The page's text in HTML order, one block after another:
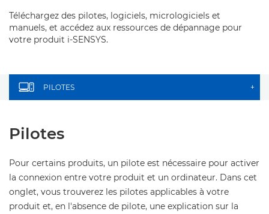
Téléchargez des pilotes, logiciels, micrologiciels et
manuels, et accédez aux ressources de dépannage pour
votre produit i-SENSYS.
PILOTES +
Pilotes
Pour certains produits, un pilote est nécessaire pour activer
la connexion entre votre produit et un ordinateur. Dans cet
onglet, vous trouverez les pilotes applicables à votre
produit et, en l'absence de pilote, une explication sur la